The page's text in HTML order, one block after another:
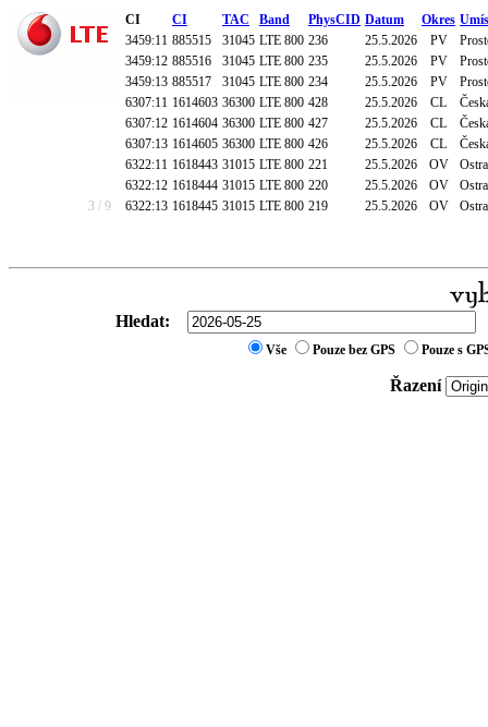
CI CI TAC Band PhysCID Datum Okres
3459:11 885515 31045 LTE 800 236 25.5.2026 PV
3459:12 885516 31045 LTE 800 235 25.5.2026 PV
3459:13 885517 31045 LTE 800 234 25.5.2026 PV
6307:11 1614603 36300 LTE 800 428 25.5.2026 CL
6307:12 1614604 36300 LTE 800 427 25.5.2026 CL
6307:13 1614605 36300 LTE 800 426 25.5.2026 CL
6322:11 1618443 31015 LTE 800 221 25.5.2026 OV
6322:12 1618444 31015 LTE 800 220 25.5.2026 OV
3 / 9
6322:13 1618445 31015 LTE 800 219 25.5.2026 OV
Hledat:
Vše Pouze bez GPS Pouze s
Řazení